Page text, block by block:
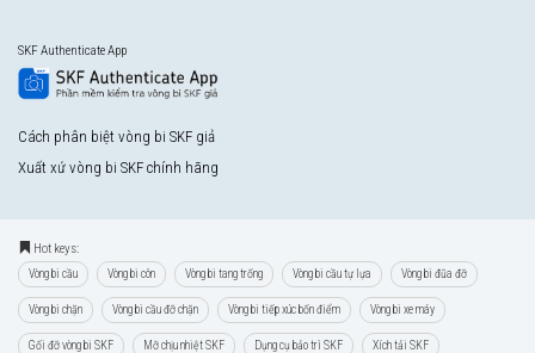
SKF Authenticate App
Cách phân biệt vòng bi SKF giả
Xuất xứ vòng bi SKF chính hãng
Hot keys:
Vòng bi cầu Vòng bi côn Vòng bi tang trống Vòng bi cầu tự lựa Vòng bi đũa đỡ
Vòng bi chặn Vòng bi cầu đỡ chặn Vòng bi tiếp xúc bốn điểm Vòng bi xe máy
Gối đỡ vòng bi SKF Mỡ chịu nhiệt SKF Dụng cụ bảo trì SKF Xích tải SKF